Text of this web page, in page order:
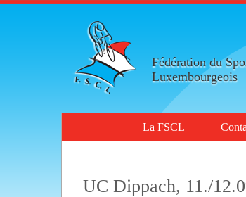
Fédération du
Luxembourgeois
La FSCL
UC Dippach, 11./